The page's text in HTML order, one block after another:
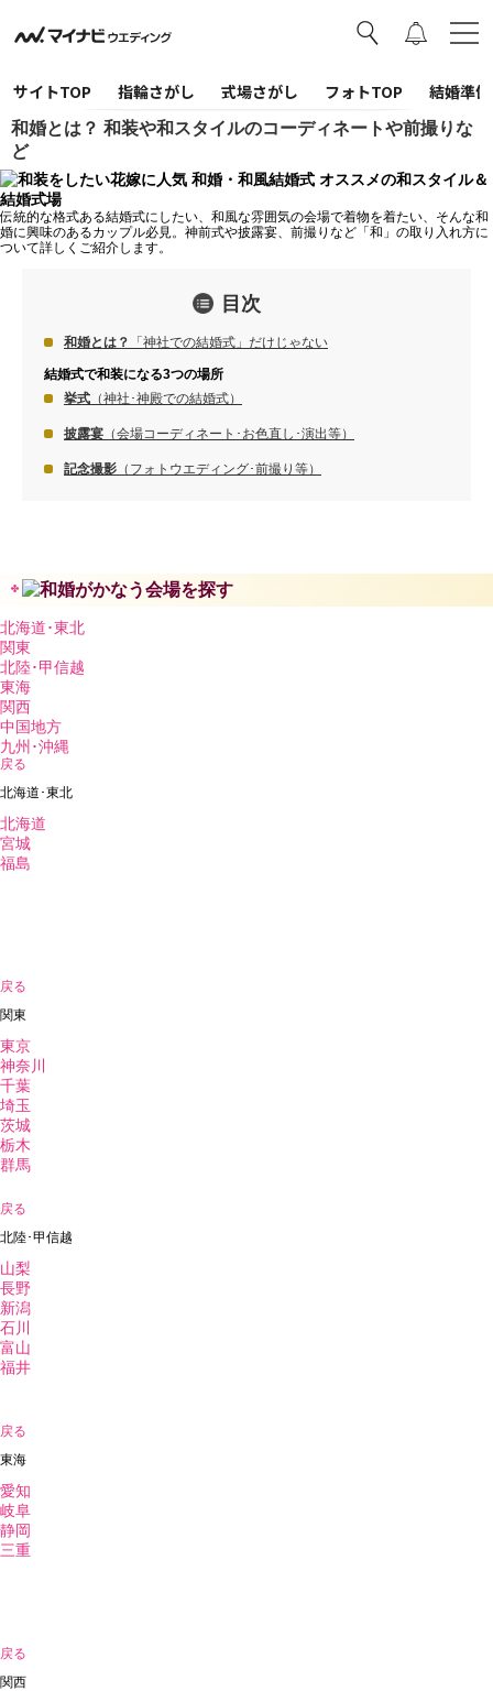
サイトTOP 指輪さがし 式場さがし フォトTOP 結婚準
和婚とは？ 和装や和スタイルのコーディネートや前撮りな
ど
伝統的な格式ある結婚式にしたい、和風な雰囲気の会場で着物を着たい、そんな和
婚に興味のあるカップル必見。神前式や披露宴、前撮りなど「和」の取り入れ方に
ついて詳しくご紹介します。
目次
和婚とは？ 「神社での結婚式」だけじゃない
結婚式で和装になる3つの場所
挙式 （神社･神殿での結婚式）
披露宴 （会場コーディネート･お色直し･演出等）
記念撮影 （フォトウエディング･前撮り等）
北海道･東北
関東
北陸･甲信越
東海
関西
中国地方
九州･沖縄
戻る
北海道･東北
北海道
宮城
福島
戻る
関東
東京
神奈川
千葉
埼玉
茨城
栃木
群馬
戻る
北陸･甲信越
山梨
長野
新潟
石川
富山
福井
戻る
東海
愛知
岐阜
静岡
三重
戻る
関西